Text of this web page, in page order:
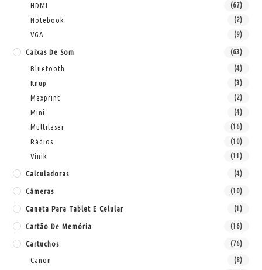
HDMI (67)
Notebook (2)
VGA (9)
Caixas De Som (63)
Bluetooth (4)
Knup (3)
Maxprint (2)
Mini (4)
Multilaser (16)
Rádios (10)
Vinik (11)
Calculadoras (4)
Câmeras (10)
Caneta Para Tablet E Celular (1)
Cartão De Memória (16)
Cartuchos (76)
Canon (8)